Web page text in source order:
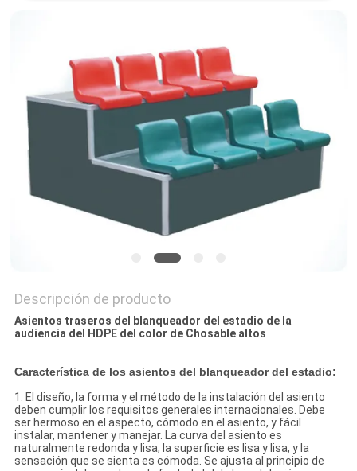
DEL
SITIO
PRIVACY
POLICY
Descripción de producto
Asientos traseros del blanqueador del estadio de la
audiencia del HDPE del color de Chosable altos
Característica de los asientos del blanqueador del estadio:
1. El diseño, la forma y el método de la instalación del asiento
deben cumplir los requisitos generales internacionales. Debe
ser hermoso en el aspecto, cómodo en el asiento, y fácil
instalar, mantener y manejar. La curva del asiento es
naturalmente redonda y lisa, la superficie es lisa y lisa, y la
sensación que se sienta es cómoda. Se ajusta al principio de